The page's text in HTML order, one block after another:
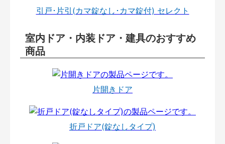
引戸･片引(カマ錠なし･カマ錠付) セレクト
室内ドア・内装ドア・建具のおすすめ
商品
片開きドア
折戸ドア(錠なしタイプ)